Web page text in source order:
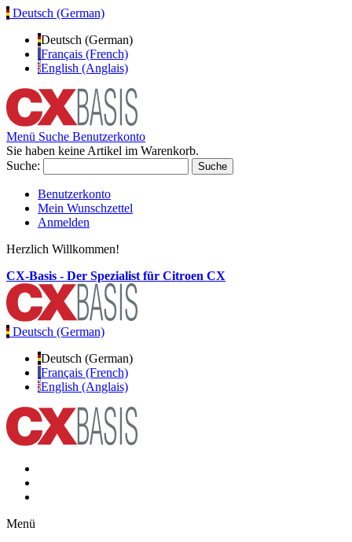
Deutsch (German)
Deutsch (German)
Français (French)
English (Anglais)
Menü Suche Benutzerkonto
Sie haben keine Artikel im Warenkorb.
Suche:
Suche
Benutzerkonto
Mein Wunschzettel
Anmelden
Herzlich Willkommen!
CX-Basis - Der Spezialist für Citroen CX
Deutsch (German)
Deutsch (German)
Français (French)
English (Anglais)
Menü